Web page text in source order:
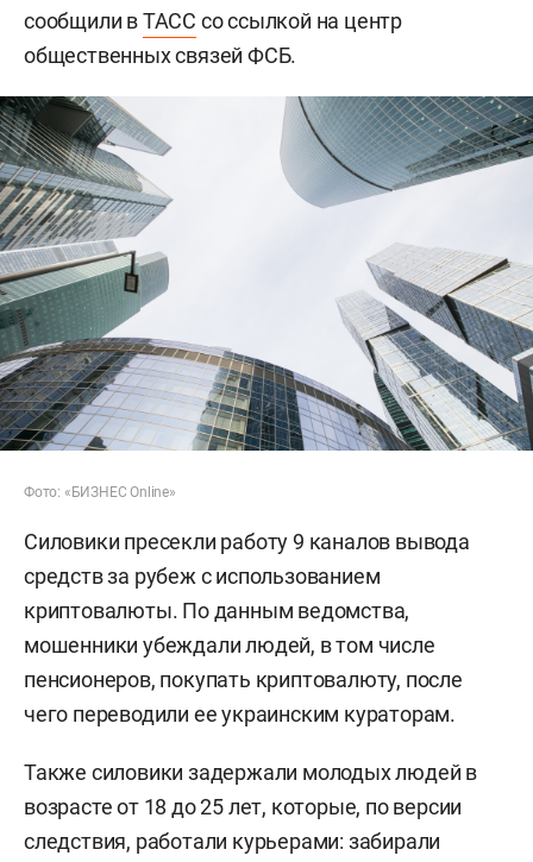
сообщили вТАСС со ссылкой на центр
общественных связей ФСБ.
Фото: «БИЗНЕС Online»
Силовики пресекли работу 9 каналов вывода
средств за рубеж с использованием
криптовалюты. По данным ведомства,
мошенники убеждали людей, в том числе
пенсионеров, покупать криптовалюту, после
чего переводили ее украинским кураторам.
Также силовики задержали молодых людей в
возрасте от 18 до 25 лет, которые, по версии
следствия, работали курьерами: забирали